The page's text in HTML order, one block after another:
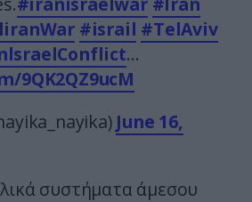
#israil #TelAviv
…
9QK2QZ9ucM
June 16,
συστήματα άμεσου